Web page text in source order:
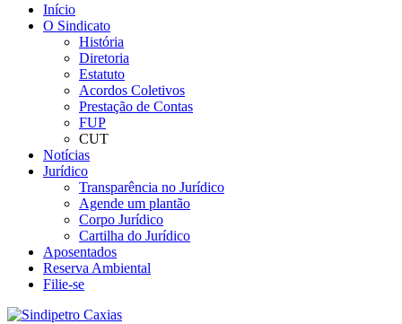
Início
O Sindicato
História
Diretoria
Estatuto
Acordos Coletivos
Prestação de Contas
FUP
CUT
Notícias
Jurídico
Transparência no Jurídico
Agende um plantão
Corpo Jurídico
Cartilha do Jurídico
Aposentados
Reserva Ambiental
Filie-se